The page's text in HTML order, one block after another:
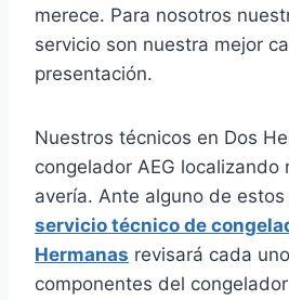
merece. Para nosotros
servicio son nuestra mejor
presentación.
Nuestros técnicos en Dos
congelador AEG localizando
avería. Ante alguno de
servicio técnico de
Hermanas revisará cada
componentes del